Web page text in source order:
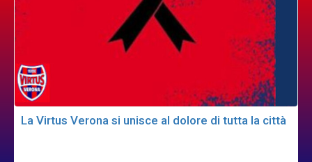
La Virtus Verona si unisce al dolore di tutta la città